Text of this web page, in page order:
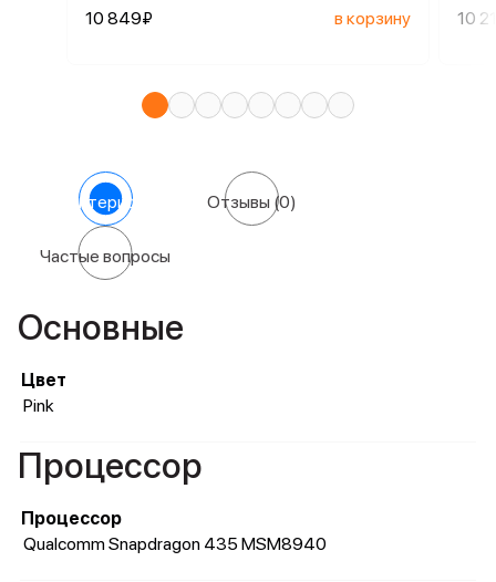
10 849₽
в корзину
10
Характеристики Отзывы (0)
Частые вопросы
Основные
Цвет
Pink
Процессор
Процессор
Qualcomm Snapdragon 435 MSM8940